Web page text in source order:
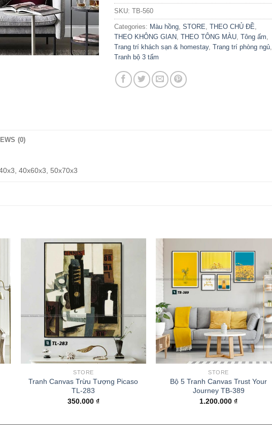
SKU: TB-560
Categories: Màu hồng STORE THEO CHỦ ĐỀ
THEO KHÔNG GIAN THEO TÔNG MÀU Tông ấm
Trang trí khách sạn & homestay, Trang trí phòng ngủ
Tranh bộ 3 tấm
(0)
40x60x3, 50x70x3
STORE
Tranh Canvas Trừu Tượng Picaso
TL-283
350.000 ₫
STORE
Bộ 5 Tranh Canvas Trust Your
Journey TB-389
1.200.000₫